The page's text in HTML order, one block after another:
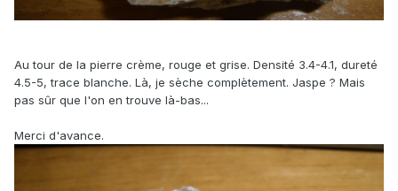
Au tour de la pierre crème, rouge et grise. Densité 3.4-4.1, dureté
4.5-5, trace blanche. Là, je sèche complètement. Jaspe ? Mais
pas sûr que l'on en trouve là-bas...
Merci d'avance.